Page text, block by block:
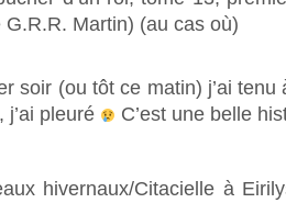
Martin) (au cas où)
soir (ou tôt ce matin) j’ai
j’ai pleuré
C’est une belle
hivernaux/Citacielle à